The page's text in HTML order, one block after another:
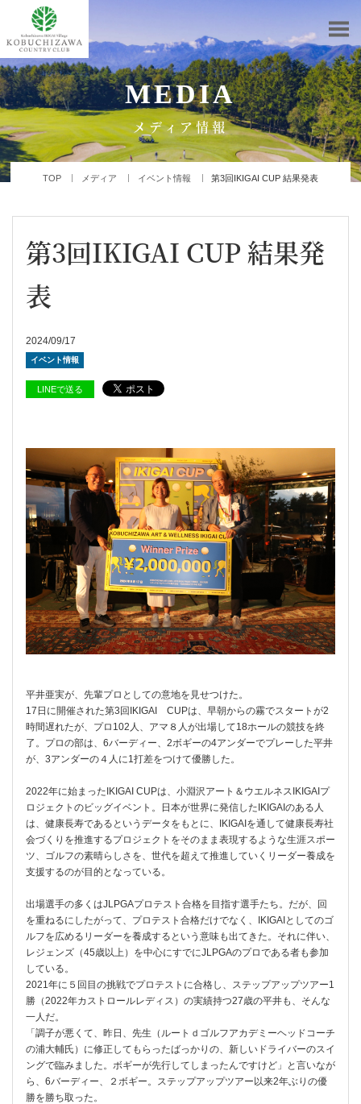
MEDIA
メディア情報
TOP メディア イベント情報 第3回IKIGAI CUP 結果発表
第3回IKIGAI CUP 結果発
表
2024/09/17
イベント情報
LINEで送る
平井亜実が、先輩プロとしての意地を見せつけた。
17日に開催された第3回IKIGAI CUPは、早朝からの霧でスタートが2
時間遅れたが、プロ102人、アマ８人が出場して18ホールの競技を終
了。プロの部は、6バーディー、2ボギーの4アンダーでプレーした平井
が、3アンダーの４人に1打差をつけて優勝した。
2022年に始まったIKIGAI CUPは、小淵沢アート＆ウエルネスIKIGAIプ
ロジェクトのビッグイベント。日本が世界に発信したIKIGAIのある人
は、健康長寿であるというデータをもとに、IKIGAIを通して健康長寿社
会づくりを推進するプロジェクトをそのまま表現するような生涯スポー
ツ、ゴルフの素晴らしさを、世代を超えて推進していくリーダー養成を
支援するのが目的となっている。
出場選手の多くはJLPGAプロテスト合格を目指す選手たち。だが、回
を重ねるにしたがって、プロテスト合格だけでなく、IKIGAIとしてのゴ
ルフを広めるリーダーを養成するという意味も出てきた。それに伴い、
レジェンズ（45歳以上）を中心にすでにJLPGAのプロである者も参加
している。
2021年に５回目の挑戦でプロテストに合格し、ステップアップツアー1
勝（2022年カストロールレディス）の実績持つ27歳の平井も、そんな
一人だ。
「調子が悪くて、昨日、先生（ルートｄゴルフアカデミーヘッドコーチ
の浦大輔氏）に修正してもらったばっかりの、新しいドライバーのスイ
ングで臨みました。ボギーが先行してしまったんですけど」と言いなが
ら、6バーディー、２ボギー。ステップアップツアー以来2年ぶりの優
勝を勝ち取った。